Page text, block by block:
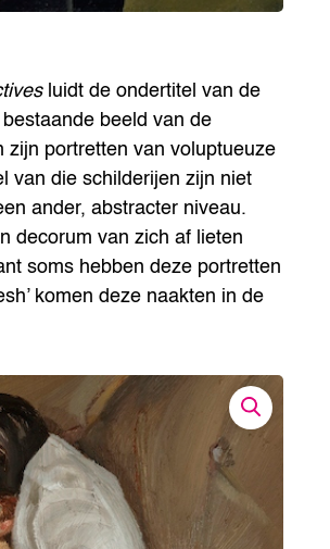
luidt de ondertitel van de
beeld van de
portretten van voluptueuze
van die schilderijen zijn niet
ander, abstracter niveau.
decorum van zich af lieten
soms hebben deze portretten
komen deze naakten in de